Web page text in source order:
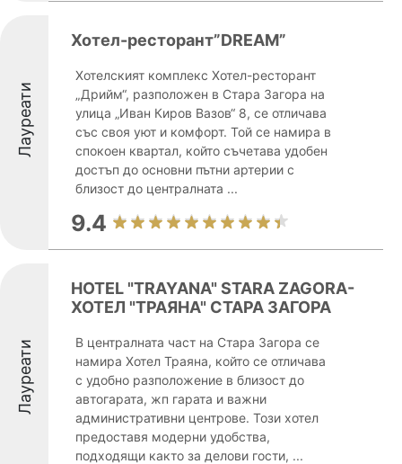
Лауреати
Хотел-ресторант”DREAM”
Хотелският комплекс Хотел-ресторант
„Дрийм“, разположен в Стара Загора на
улица „Иван Киров Вазов“ 8, се отличава
със своя уют и комфорт. Той се намира в
спокоен квартал, който съчетава удобен
достъп до основни пътни артерии с
близост до централната ...
9.4
Лауреати
HOTEL "TRAYANA" STARA ZAGORA-
ХОТЕЛ "ТРАЯНА" СТАРА ЗАГОРА
В централната част на Стара Загора се
намира Хотел Траяна, който се отличава
с удобно разположение в близост до
автогарата, жп гарата и важни
административни центрове. Този хотел
предоставя модерни удобства,
подходящи както за делови гости, ...